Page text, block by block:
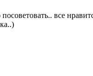
все